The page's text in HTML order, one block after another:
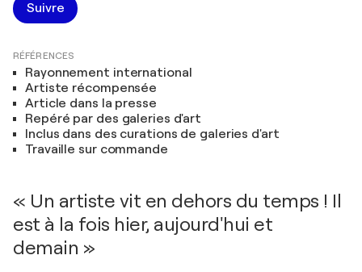
Suivre
RÉFÉRENCES
Rayonnement international
Artiste récompensée
Article dans la presse
Repéré par des galeries d'art
Inclus dans des curations de galeries d'art
Travaille sur commande
« Un artiste vit en dehors du temps ! Il
est à la fois hier, aujourd'hui et
demain »